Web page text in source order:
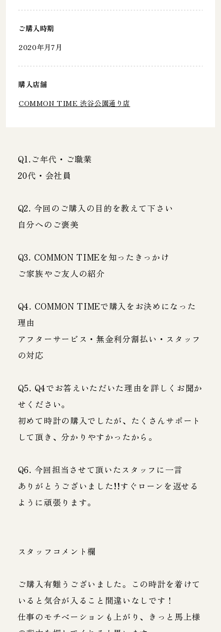
ご購入時期
2020年月7月
購入店舗
COMMON TIME 渋谷公園通り店
Q1.ご年代・ご職業
20代・会社員
Q2. 今回のご購入の目的を教えて下さい
自分へのご褒美
Q3. COMMON TIMEを知ったきっかけ
ご家族やご友人の紹介
Q4. COMMON TIMEで購入をお決めになった
理由
アフターサービス・無金利分割払い・スタッフ
の対応
Q5. Q4でお答えいただいた理由を詳しくお聞か
せください。
初めて時計の購入でしたが、たくさんサポート
して頂き、分かりやすかったから。
Q6. 今回担当させて頂いたスタッフに一言
ありがとうございました!!すぐローンを返せる
ように頑張ります。
スタッフコメント欄
ご購入有難うございました。この時計を着けて
いると気合が入ること間違いなしです！
仕事のモチベーションも上がり、きっと馬上様